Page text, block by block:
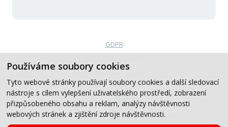
Používáme soubory cookies
Tyto webové stránky používají soubory cookies a další sledovací
nástroje s cílem vylepšení uživatelského prostředí, zobrazení
přizpůsobeného obsahu a reklam, analýzy návštěvnosti
webových stránek a zjištění zdroje návštěvnosti.
© 2019-2026, CB Auto, All Rights Reserved.
GDPR
VOP
Created by